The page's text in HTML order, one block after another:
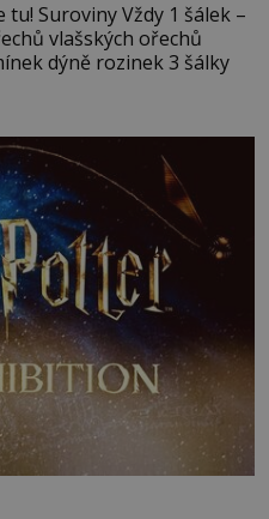
–
vlašských ořechů
dýně rozinek 3 šálky